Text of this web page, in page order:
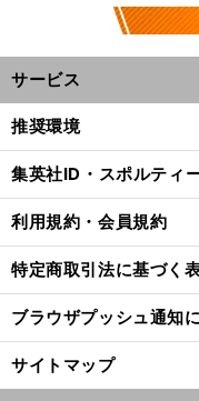
サービス
推奨環境
集英社ID・スポルティ
利用規約・会員規約
特定商取引法に基づく
ブラウザプッシュ通知
サイトマップ